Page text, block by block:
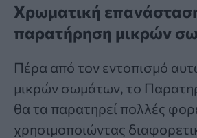
Χρωματική
παρατήρηση μικρών
Πέρα από τον εντοπισμό
μικρών σωμάτων, το
θα τα παρατηρεί πολλές
χρησιμοποιώντας